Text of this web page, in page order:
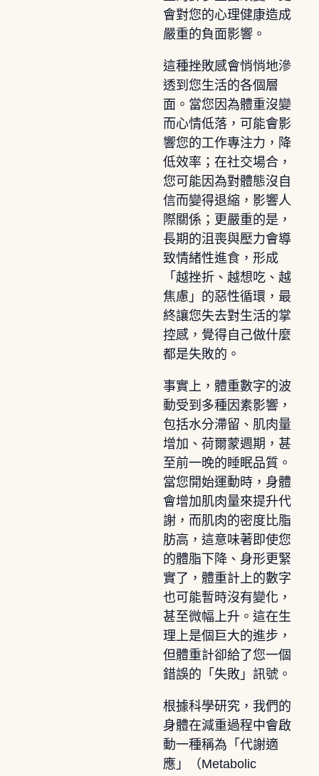
會對您的心理健康造成
嚴重的負面影響。
這種挫敗感會悄悄地滲
透到您生活的各個層
面。當您因為體重沒變
而心情低落，可能會影
響您的工作專注力，降
低效率；在社交場合，
您可能因為對體態沒自
信而變得退縮，影響人
際關係；更嚴重的是，
長期的沮喪與壓力會導
致情緒性進食，形成
「越挫折、越想吃、越
焦慮」的惡性循環，最
終讓您失去對生活的掌
控感，覺得自己做什麼
都是失敗的。
事實上，體重數字的波
動受到多種因素影響，
包括水分滯留、肌肉量
增加、荷爾蒙週期，甚
至前一晚的睡眠品質。
當您開始運動時，身體
會增加肌肉量來提升代
謝，而肌肉的密度比脂
肪高，這意味著即使您
的體脂下降、身形更緊
實了，體重計上的數字
也可能暫時沒有變化，
甚至微幅上升。這在生
理上是個巨大的進步，
但體重計卻給了您一個
錯誤的「失敗」訊號。
根據科學研究，我們的
身體在減重過程中會啟
動一種稱為「代謝適
應」（Metabolic